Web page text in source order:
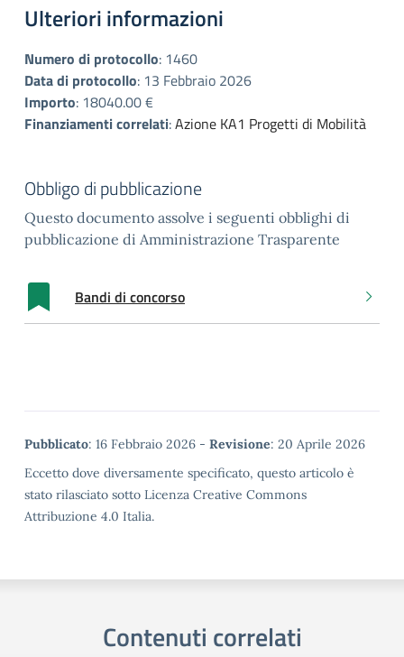
Ulteriori informazioni
Numero di protocollo: 1460
Data di protocollo: 13 Febbraio 2026
Importo: 18040.00 €
Finanziamenti correlati:Azione KA1 Progetti di Mobilità
Obbligo di pubblicazione
Questo documento assolve i seguenti obblighi di
pubblicazione di Amministrazione Trasparente
Bandi di concorso
Metadata
Pubblicato: 16 Febbraio 2026 - Revisione: 20 Aprile 2026
Eccetto dove diversamente specificato, questo articolo è
stato rilasciato sotto Licenza Creative Commons
Attribuzione 4.0 Italia.
Contenuti correlati